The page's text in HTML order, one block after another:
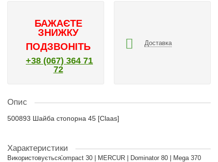
БАЖАЄТЕ
ЗНИЖКУ
ПОДЗВОНІТЬ
+38 (067) 364 71
72
Доставка
Опис
500893 Шайба стопорна 45 [Claas]
Характеристики
ВикористовуєтьсяCompact 30 | MERCUR | Dominator 80 | Mega 370